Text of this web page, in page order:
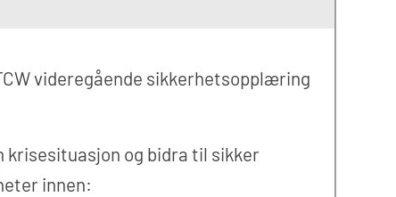
videregående sikkerhetsopplæring
krisesituasjon og bidra til sikker
innen: